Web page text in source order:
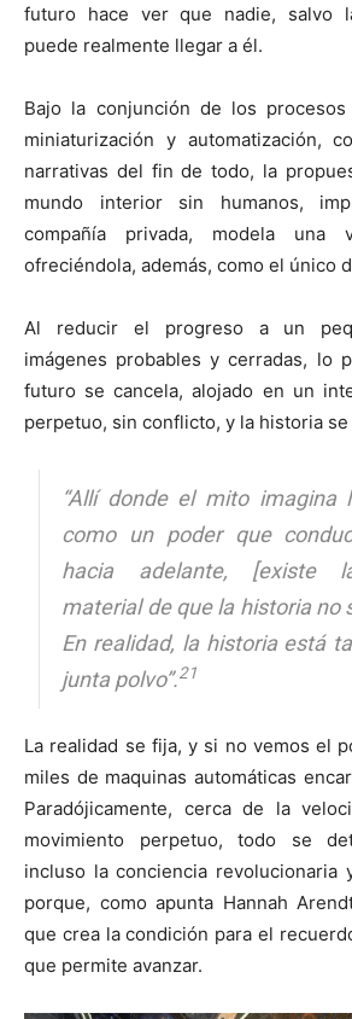
futuro hace ver que nadie, salvo
puede realmente llegar a él.
Bajo la conjunción de los
miniaturización y automatización,
narrativas del fin de todo, la
mundo interior sin humanos,
compañía privada, modela una
ofreciéndola, además, como el único
Al reducir el progreso a un
imágenes probables y cerradas, lo
futuro se cancela, alojado en un
perpetuo, sin conflicto, y la historia se
“Allí donde el mito imagina
como un poder que
hacia adelante, [existe
material de que la historia no
En realidad, la historia está
junta polvo”.21
La realidad se fija, y si no vemos el
miles de maquinas automáticas
Paradójicamente, cerca de la
movimiento perpetuo, todo se
incluso la conciencia revolucionaria
porque, como apunta Hannah
que crea la condición para el
que permite avanzar.